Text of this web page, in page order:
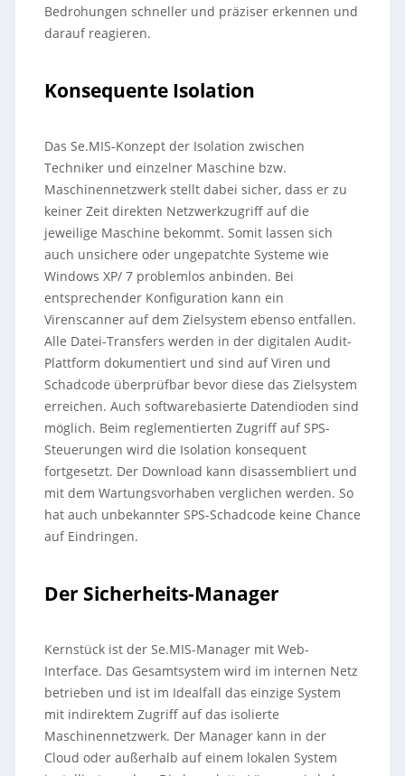
Bedrohungen schneller und präziser erkennen und
darauf reagieren.
Konsequente Isolation
Das Se.MIS-Konzept der Isolation zwischen
Techniker und einzelner Maschine bzw.
Maschinennetzwerk stellt dabei sicher, dass er zu
keiner Zeit direkten Netzwerkzugriff auf die
jeweilige Maschine bekommt. Somit lassen sich
auch unsichere oder ungepatchte Systeme wie
Windows XP/ 7 problemlos anbinden. Bei
entsprechender Konfiguration kann ein
Virenscanner auf dem Zielsystem ebenso entfallen.
Alle Datei-Transfers werden in der digitalen Audit-
Plattform dokumentiert und sind auf Viren und
Schadcode überprüfbar bevor diese das Zielsystem
erreichen. Auch softwarebasierte Datendioden sind
möglich. Beim reglementierten Zugriff auf SPS-
Steuerungen wird die Isolation konsequent
fortgesetzt. Der Download kann disassembliert und
mit dem Wartungsvorhaben verglichen werden. So
hat auch unbekannter SPS-Schadcode keine Chance
auf Eindringen.
Der Sicherheits-Manager
Kernstück ist der Se.MIS-Manager mit Web-
Interface. Das Gesamtsystem wird im internen Netz
betrieben und ist im Idealfall das einzige System
mit indirektem Zugriff auf das isolierte
Maschinennetzwerk. Der Manager kann in der
Cloud oder außerhalb auf einem lokalen System